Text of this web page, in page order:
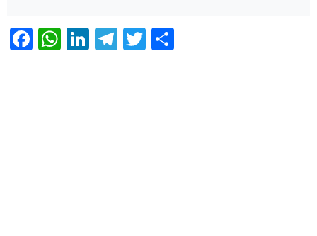
Facebook
WhatsApp
LinkedIn
Telegram
Twitter